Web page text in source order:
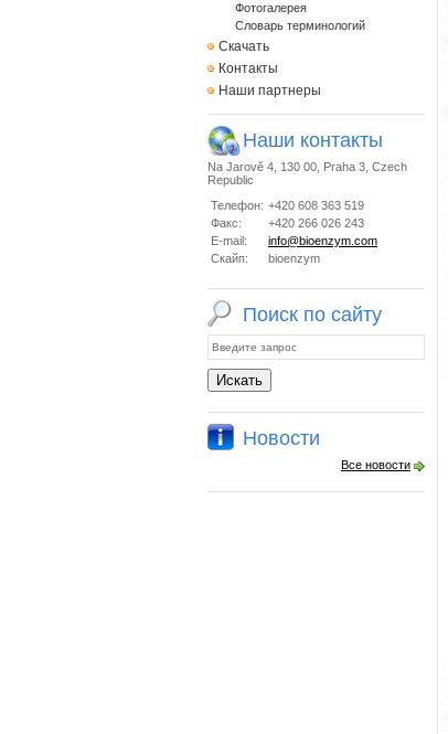
Фотогалерея
Словарь терминологий
Скачать
Контакты
Наши партнеры
Наши контакты
Na Jarově 4, 130 00, Praha 3, Czech
Republic
Телефон: +420 608 363 519
Факс:
+420 266 026 243
E-mail:
info@bioenzym.com
Скайп:
bioenzym
Поиск по сайту
Новости
Все новости